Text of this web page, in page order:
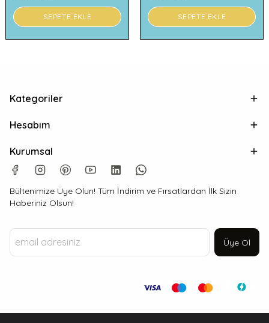
SEPETE EKLE SEPETE EKLE
Kategoriler
Hesabım
Kurumsal
Bültenimize Üye Olun! Tüm İndirim ve Fırsatlardan İlk Sizin
Haberiniz Olsun!
Üye Ol